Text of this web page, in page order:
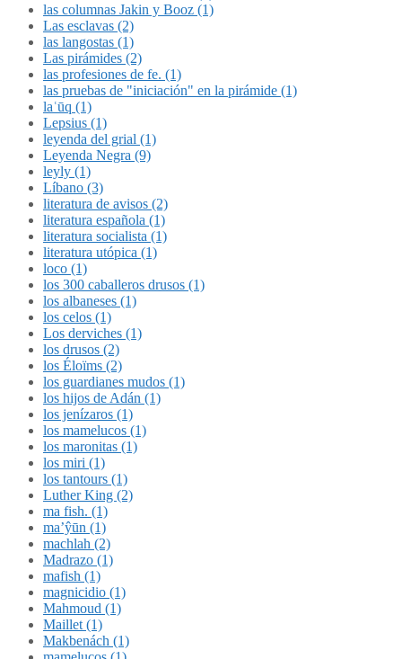
las columnas Jakin y Booz (1)
Las esclavas (2)
las langostas (1)
Las pirámides (2)
las profesiones de fe. (1)
las pruebas de "iniciación" en la pirámide (1)
laʿūq (1)
Lepsius (1)
leyenda del grial (1)
Leyenda Negra (9)
leyly (1)
Líbano (3)
literatura de avisos (2)
literatura española (1)
literatura socialista (1)
literatura utópica (1)
loco (1)
los 300 caballeros drusos (1)
los albaneses (1)
los celos (1)
Los derviches (1)
los drusos (2)
los Éloïms (2)
los guardianes mudos (1)
los hijos de Adán (1)
los jenízaros (1)
los mamelucos (1)
los maronitas (1)
los miri (1)
los tantours (1)
Luther King (2)
ma fish. (1)
ma’ŷūn (1)
machlah (2)
Madrazo (1)
mafish (1)
magnicidio (1)
Mahmoud (1)
Maillet (1)
Makbenách (1)